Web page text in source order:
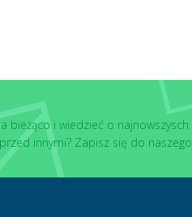
bieżąco i wiedzieć o najnowszysch
innymi? Zapisz się do naszego